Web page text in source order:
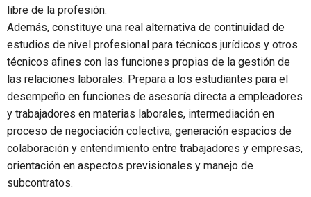
libre de la profesión.
Además, constituye una real alternativa de continuidad de
estudios de nivel profesional para técnicos jurídicos y otros
técnicos afines con las funciones propias de la gestión de
las relaciones laborales. Prepara a los estudiantes para el
desempeño en funciones de asesoría directa a empleadores
y trabajadores en materias laborales, intermediación en
proceso de negociación colectiva, generación espacios de
colaboración y entendimiento entre trabajadores y empresas,
orientación en aspectos previsionales y manejo de
subcontratos.